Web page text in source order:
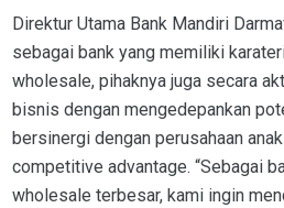
Direktur Utama Bank Mandiri
sebagai bank yang memiliki
wholesale, pihaknya juga secara
bisnis dengan mengedepankan
bersinergi dengan perusahaan
competitive advantage. “Sebagai
wholesale terbesar, kami ingin